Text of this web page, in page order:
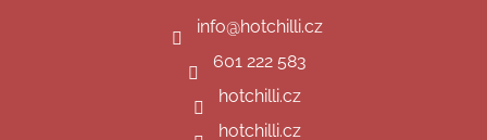
info@hotchilli.cz
601 222 583
hotchilli.cz
hotchilli.cz